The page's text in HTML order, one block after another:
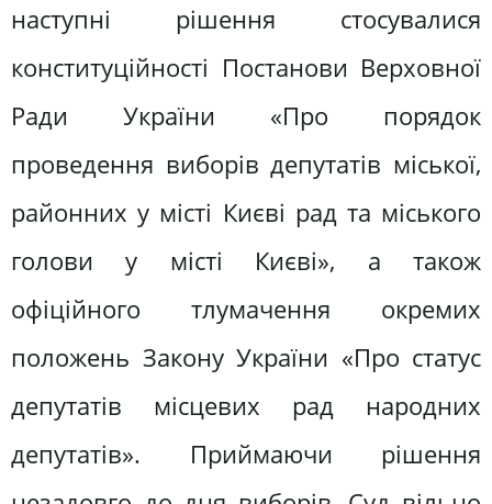
наступні рішення стосувалися
конституційності Постанови Верховної
Ради України «Про порядок
проведення виборів депутатів міської,
районних у місті Києві рад та міського
голови у місті Києві», а також
офіційного тлумачення окремих
положень Закону України «Про статус
депутатів місцевих рад народних
депутатів». Приймаючи рішення